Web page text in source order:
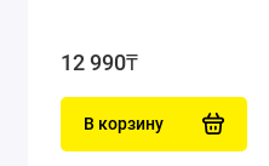
12 990₸
В корзину